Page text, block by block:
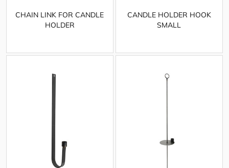
CHAIN LINK FOR CANDLE
HOLDER
CANDLE HOLDER HOOK
SMALL